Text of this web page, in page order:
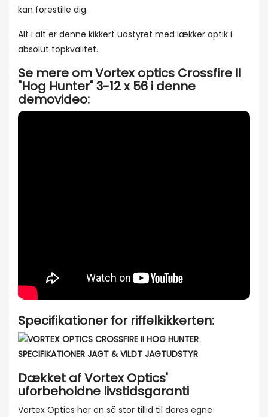
kan forestille dig.
Alt i alt er denne kikkert udstyret med lækker optik i
absolut topkvalitet.
Se mere om Vortex optics Crossfire II
"Hog Hunter" 3-12 x 56 i denne
demovideo:
Specifikationer for riffelkikkerten:
Dækket af Vortex Optics'
uforbeholdne livstidsgaranti
Vortex Optics har en så stor tillid til deres egne